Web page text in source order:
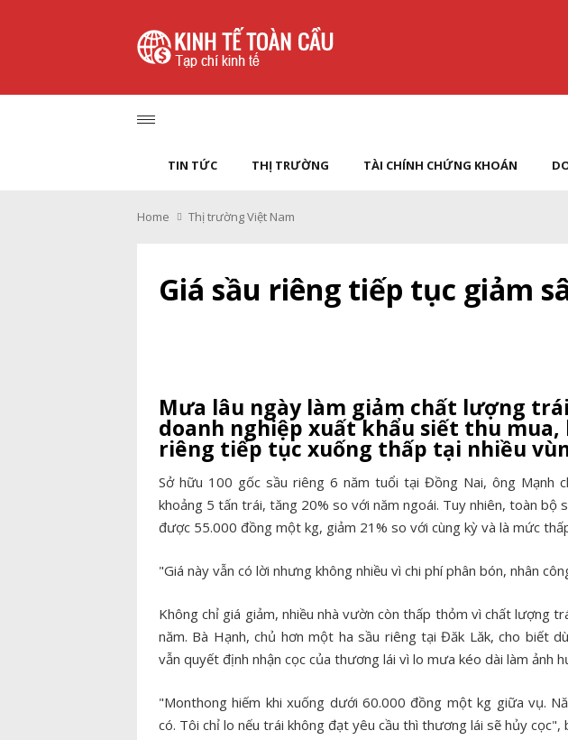
TIN TỨC THỊ TRƯỜNG TÀI CHÍNH CHỨNG KHOÁN
Home Thị trường Việt Nam
Giá sầu riêng tiếp tục giảm
Mưa lâu ngày làm giảm chất lượng
doanh nghiệp xuất khẩu siết thu mua,
riêng tiếp tục xuống thấp tại nhiều
Sở hữu 100 gốc sầu riêng 6 năm tuổi tại Đồng Nai, ông Mạnh
khoảng 5 tấn trái, tăng 20% so với năm ngoái. Tuy nhiên, toàn bộ
được 55.000 đồng một kg, giảm 21% so với cùng kỳ và là mức
"Giá này vẫn có lời nhưng không nhiều vì chi phí phân bón, nhân
Không chỉ giá giảm, nhiều nhà vườn còn thấp thỏm vì chất lượng
năm. Bà Hạnh, chủ hơn một ha sầu riêng tại Đăk Lăk, cho biết
vẫn quyết định nhận cọc của thương lái vì lo mưa kéo dài làm ảnh
"Monthong hiếm khi xuống dưới 60.000 đồng một kg giữa vụ.
có. Tôi chỉ lo nếu trái không đạt yêu cầu thì thương lái sẽ hủy cọc",